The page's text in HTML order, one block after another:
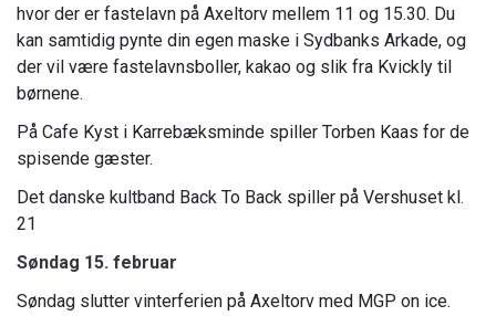
hvor der er fastelavn på Axeltorv mellem 11 og 15.30. Du
kan samtidig pynte din egen maske i Sydbanks Arkade, og
der vil være fastelavnsboller, kakao og slik fra Kvickly til
børnene.
På Cafe Kyst i Karrebæksminde spiller Torben Kaas for de
spisende gæster.
Det danske kultband Back To Back spiller på Vershuset kl.
21
Søndag 15. februar
Søndag slutter vinterferien på Axeltorv med MGP on ice.